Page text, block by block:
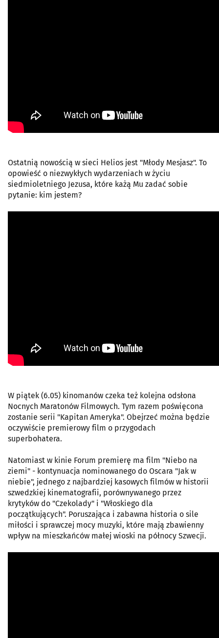
Ostatnią nowością w sieci Helios jest "Młody Mesjasz". To
opowieść o niezwykłych wydarzeniach w życiu
siedmioletniego Jezusa, które każą Mu zadać sobie
pytanie: kim jestem?
W piątek (6.05) kinomanów czeka też kolejna odsłona
Nocnych Maratonów Filmowych. Tym razem poświęcona
zostanie serii "Kapitan Ameryka". Obejrzeć można będzie
oczywiście premierowy film o przygodach
superbohatera.
Natomiast w kinie Forum premierę ma film "Niebo na
ziemi" - kontynuacja nominowanego do Oscara "Jak w
niebie", jednego z najbardziej kasowych filmów w historii
szwedzkiej kinematografii, porównywanego przez
krytyków do "Czekolady" i "Włoskiego dla
początkujących". Poruszająca i zabawna historia o sile
miłości i sprawczej mocy muzyki, które mają zbawienny
wpływ na mieszkańców małej wioski na północy Szwecji.